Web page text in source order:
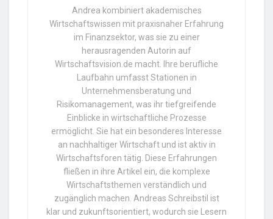
Andrea kombiniert akademisches
Wirtschaftswissen mit praxisnaher Erfahrung
im Finanzsektor, was sie zu einer
herausragenden Autorin auf
Wirtschaftsvision.de macht. Ihre berufliche
Laufbahn umfasst Stationen in
Unternehmensberatung und
Risikomanagement, was ihr tiefgreifende
Einblicke in wirtschaftliche Prozesse
ermöglicht. Sie hat ein besonderes Interesse
an nachhaltiger Wirtschaft und ist aktiv in
Wirtschaftsforen tätig. Diese Erfahrungen
fließen in ihre Artikel ein, die komplexe
Wirtschaftsthemen verständlich und
zugänglich machen. Andreas Schreibstil ist
klar und zukunftsorientiert, wodurch sie Lesern